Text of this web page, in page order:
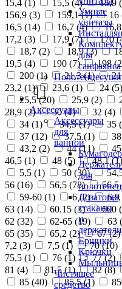
Умные
унитазы
для
санфаянса
Аксессуары
Аксессуары
для
ванной
для
полотенец
Дозаторы,
стаканы
и
держатели
Ершики
Крючки
Чистящее
средство
15,4 (1 ) 15,5 (4) 15,9 (
156,9 (3) 159,1 (1) 16
16,5 (14) 16,7 (4)
17,2 (3) 17,9 (7) 170 (
18,7 (2) 18,9 (3)
19,5 (4) 190 (7) 198 (2
200 (1) 21,3 (1)
23,2 (1) 23,6 (1) 24 (5)
25,5 (20) 25,9 (2)
28,9 (2) 30 (4) 32 (4)
34 (1) 34,5 (1) 35 (
37 (12) 37,5 (1)
43,2 (2) 44 (11)
46,5 (1) 48 (5) 48,1 (1
5,5 (1) 50 (30)
56 (16) 56,5 (78) 56.5
59-60 (1) 6 (2) 6,9
63 (14) 60.15 (3) 600 (
62 (32) 62-65 (19) 63 (
65 (35) 65,2 (2) 67 (2)
7,2 (3) 7,5 (1) 70 (10)
75,5 (1) 76 (1) 77 (2)
81 (4) 81,5 (1) 82 (8)
85 (40) 85,5 (1)